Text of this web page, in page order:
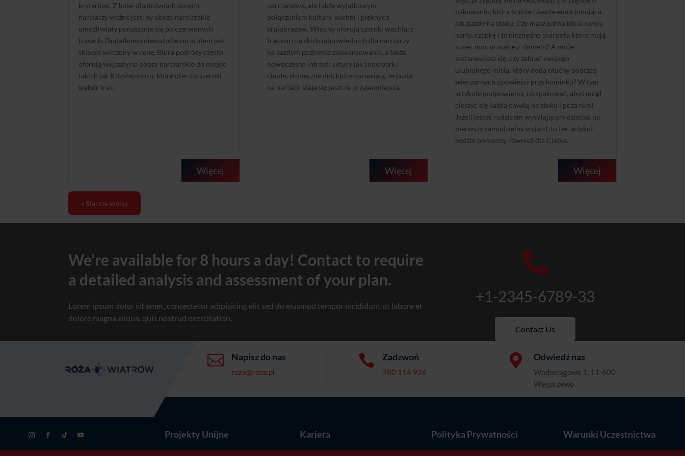
kryteriów. Z kolei dla doświadczonych
narciarzy ważne jest, by obozy narciarskie
umożliwiały poruszanie się po czerwonych
trasach. Dodatkowo niewątpliwym atutem jest
skipass wliczony w cenę. Biura podróży często
oferują wyjazdy na obozy narciarskie do miejsc
takich jak Kitzsteinhorn, które oferują szeroki
wybór tras.
Więcej
narciarstwa, ale także wyjątkowym
połączeniem kultury, kuchni i pięknych
krajobrazów. Włochy oferują szeroki wachlarz
tras narciarskich odpowiednich dla narciarzy
na każdym poziomie zaawansowania, a także
nowoczesne infrastruktury jak snowpark i
ciepłe, słoneczne dni, które sprawiają, że jazda
na nartach staje się jeszcze przyjemniejsza.
Więcej
pakowaniu, która będzie równie emocjonująca
jak zjazdy na stoku. Czy masz już na liście swoje
narty, czapkę i te niezbędne skarpety, które mają
super moc w walce z zimnem? A może
zastanawiasz się, czy zabrać swojego
ulubionego misia, który doda otuchy podczas
wieczornych opowieści przy kominku? W tym
artykule podpowiemy, co spakować, abyś mógł
cieszyć się każdą chwilą na stoku i poza nim!
Jeżeli jesteś rodzicem wysyłającym dziecko na
pierwszy samodzielny wyjazd, to ten artykuł
będzie pomocny również dla Ciebie.
Więcej
« Starsze wpisy
We’re available for 8 hours a day! Contact to require
a detailed analysis and assessment of your plan.
Lorem ipsum dolor sit amet, consectetur adipisicing elit sed do eiusmod tempor incididunt ut labore et
dolore magna aliqua. quis nostrud exercitation.

+1-2345-6789-33
Contact Us
 Napisz do nas
roza@roza.pl
 Zadzwoń
780 114 926
 Odwiedź nas
Wodociągowa 1, 11-600
Węgorzewo
Projekty Unijne Kariera Polityka Prywatności Warunki Uczestnictwa